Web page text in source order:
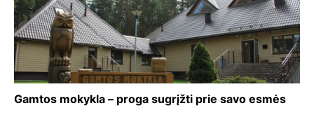
Gamtos mokykla – proga sugrįžti prie savo esmės